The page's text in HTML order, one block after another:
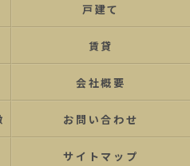
戸建て
賃貸
会社概要
お問い合わせ
サイトマップ